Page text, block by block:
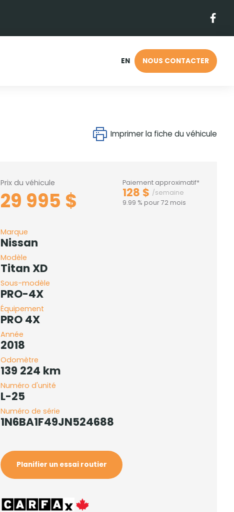
EN NOUS CONTACTER
Imprimer la fiche du véhicule
Prix du véhicule
29 995 $
Paiement approximatif*
128 $ /semaine
9.99 % pour 72 mois
Marque
Nissan
Modèle
Titan XD
Sous-modèle
PRO-4X
Équipement
PRO 4X
Année
2018
Odomètre
139 224 km
Numéro d'unité
L-25
Numéro de série
1N6BA1F49JN524688
Planifier un essai routier